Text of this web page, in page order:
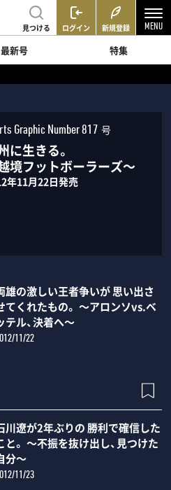
見つける ログイン 新規登録
最新号
特集
Graphic Number 817 号
に生きる。
境フットボーラーズ～
年11月22日発売
雄の激しい王者争いが 思い出さ
てくれたもの。 ～アロンソvs.ベ
テル、決着へ～
11/22
川遼が2年ぶりの 勝利で確信した
と。 ～不振を抜け出し、見つけた
分～
11/23